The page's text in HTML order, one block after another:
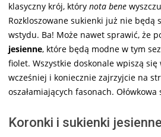
klasyczny krój, który nota bene
Rozkloszowane sukienki już nie będą
wstydu. Ba! Może nawet sprawić, że
jesienne, które będą modne w tym
fiolet. Wszystkie doskonale wpiszą
wcześniej i koniecznie zajrzyjcie na
oszałamiających fasonach.
Koronki i sukienki